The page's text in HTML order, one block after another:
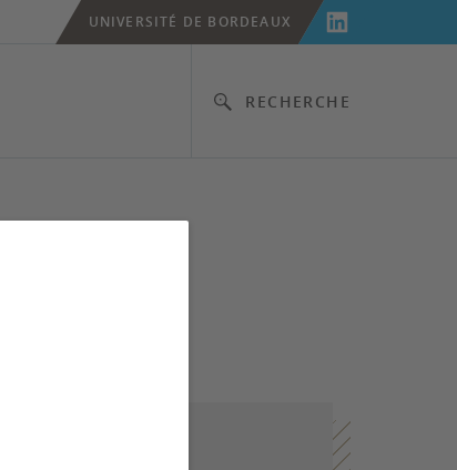
RECHERCHE
UNIVERSITÉ DE BORDEAUX